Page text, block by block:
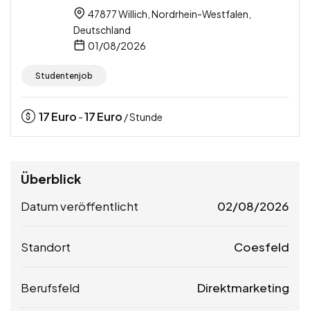
47877 Willich, Nordrhein-Westfalen,
Deutschland
01/08/2026
Studentenjob
17Euro -17Euro / Stunde
Überblick
Datum veröffentlicht 02/08/2026
Standort Coesfeld
Berufsfeld Direktmarketing